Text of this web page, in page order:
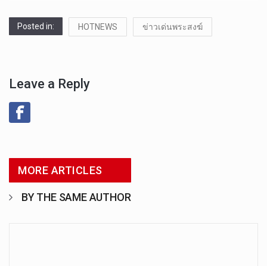
Posted in: HOTNEWS ข่าวเด่นพระสงฆ์
Leave a Reply
MORE ARTICLES
BY THE SAME AUTHOR